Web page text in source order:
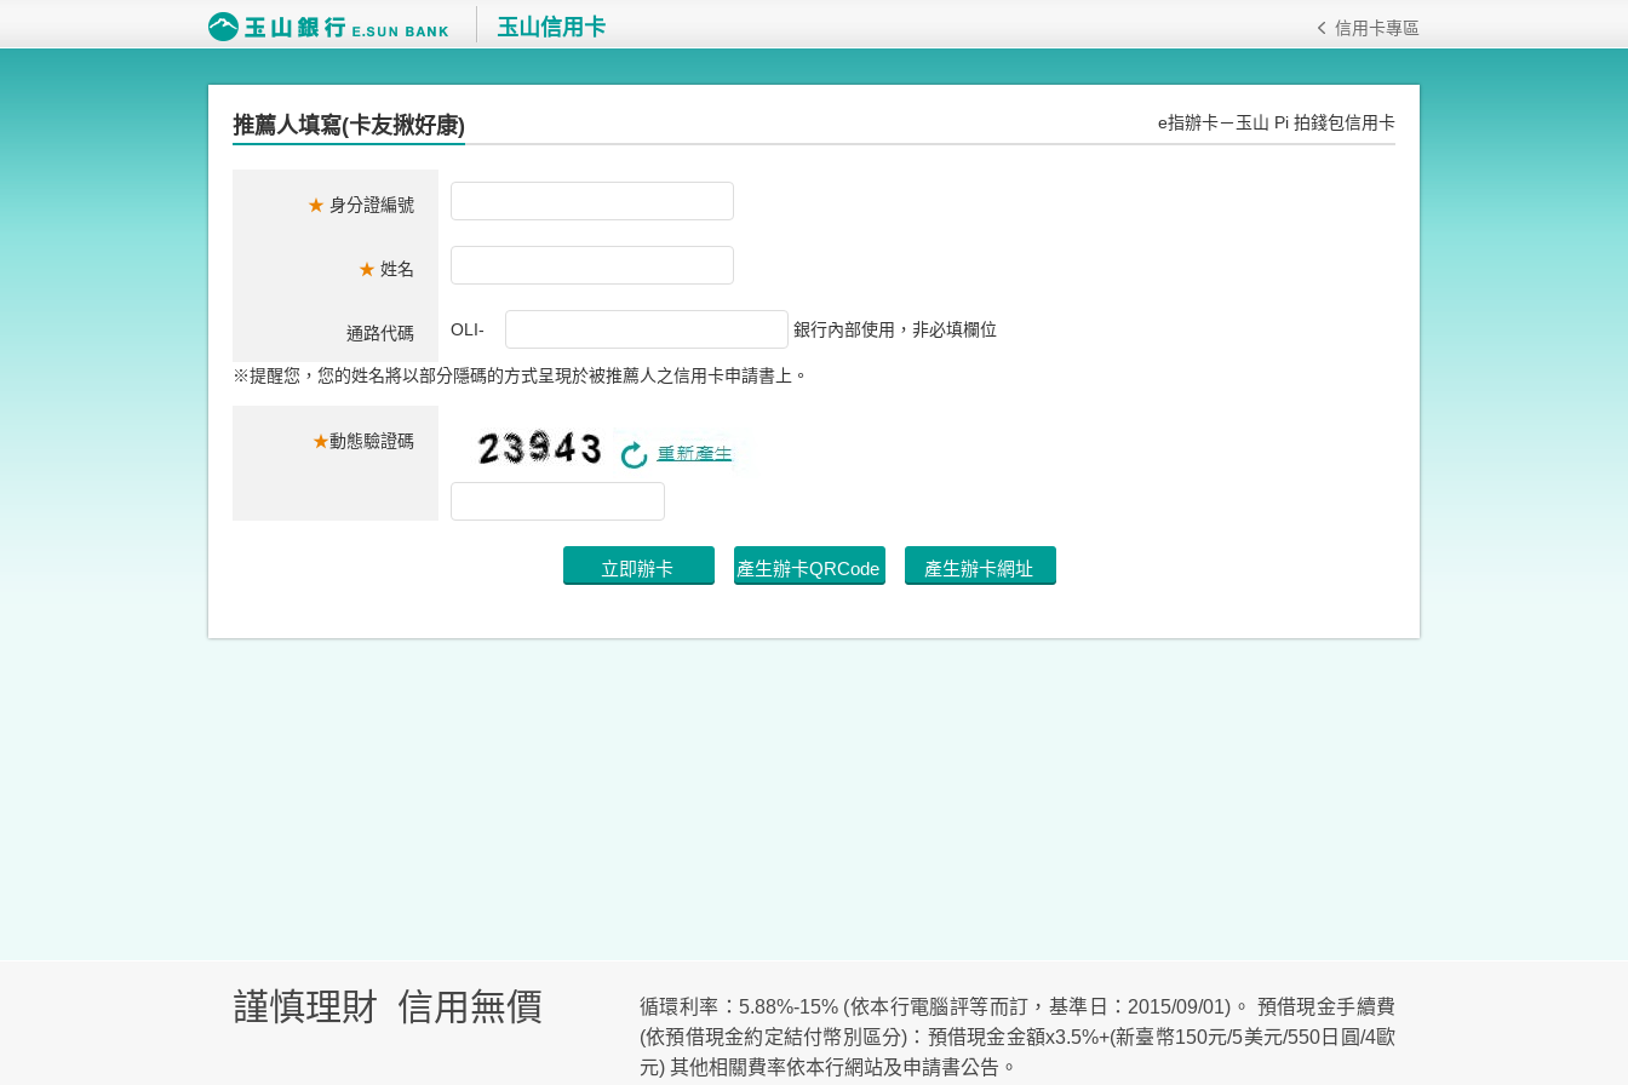
玉山信用卡 信用卡專區
推薦人填寫(卡友揪好康) e指辦卡－玉山 Pi 拍錢包信用卡
★ 身分證編號
★ 姓名
通路代碼 OLI- 銀行內部使用，非必填欄位
※提醒您，您的姓名將以部分隱碼的方式呈現於被推薦人之信用卡申請書上。
★動態驗證碼
立即辦卡 產生辦卡QRCode 產生辦卡網址
謹慎理財 信用無價
循環利率：5.88%-15% (依本行電腦評等而訂，基準日：2015/09/01)。 預借現金手續費
(依預借現金約定結付幣別區分)：預借現金金額x3.5%+(新臺幣150元/5美元/550日圓/4歐
元) 其他相關費率依本行網站及申請書公告。